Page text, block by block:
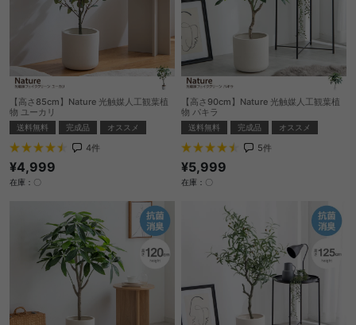
【高さ85cm】Nature 光触媒人工観葉植
物 ユーカリ
送料無料 完成品 オススメ
4件
¥4,999
在庫：〇
【高さ90cm】Nature 光触媒人工観葉植
物 パキラ
送料無料 完成品 オススメ
5件
¥5,999
在庫：〇